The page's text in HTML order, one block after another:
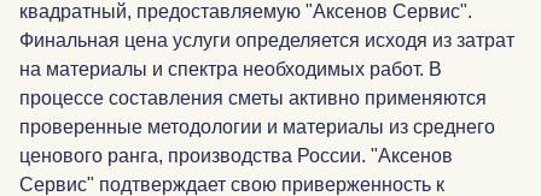
квадратный, предоставляемую "Аксенов Сервис".
Финальная цена услуги определяется исходя из затрат
на материалы и спектра необходимых работ. В
процессе составления сметы активно применяются
проверенные методологии и материалы из среднего
ценового ранга, производства России. "Аксенов
Сервис" подтверждает свою приверженность к